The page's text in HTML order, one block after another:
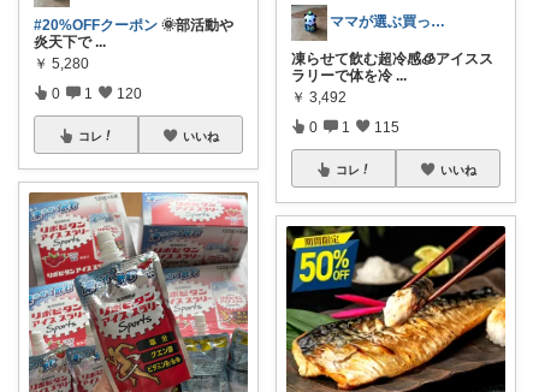
#20%OFFクーポン 🌞部活動や
炎天下で ...
￥ 5,280
0 1 120
コレ いいね
ママが選ぶ買ってよかった🌸育児🌸防災
凍らせて飲む超冷感🧊アイスス
ラリーで体を冷 ...
￥ 3,492
0 1 115
コレ いいね